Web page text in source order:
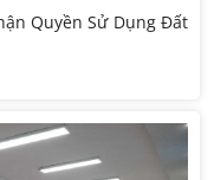
Quyền Sử Dụng Đất